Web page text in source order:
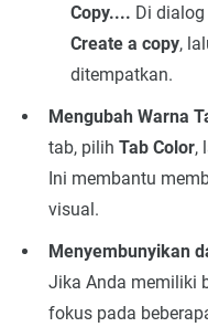
Copy.... Di
Create a copy,
ditempatkan.
Mengubah Warna
tab, pilih Tab Color,
Ini membantu
visual.
Menyembunyikan
Jika Anda memiliki
fokus pada